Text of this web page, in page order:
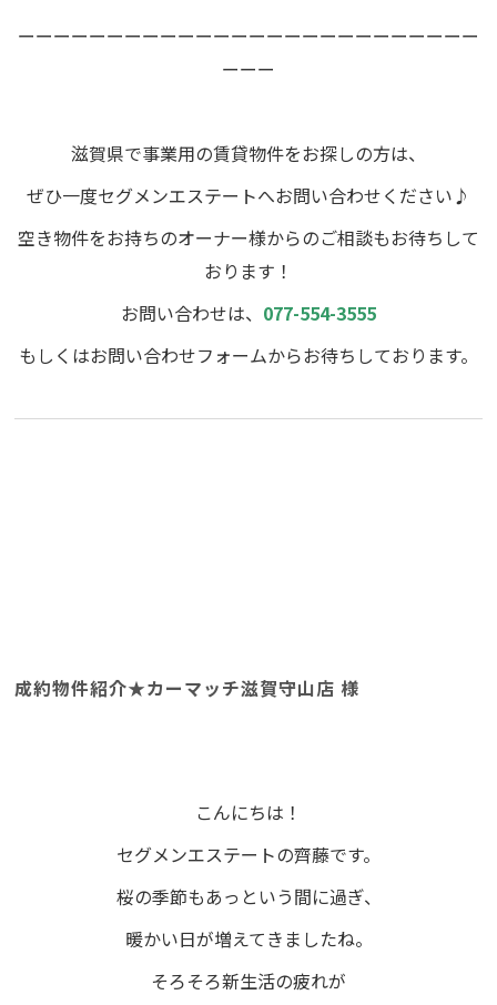
ーーーーーーーーーーーーーーーーーーーーーーーーーー
ーーー
滋賀県で事業用の賃貸物件をお探しの方は、
ぜひ一度セグメンエステートへお問い合わせください♪
空き物件をお持ちのオーナー様からのご相談もお待ちして
おります！
お問い合わせは、 077-554-3555
もしくはお問い合わせフォームからお待ちしております。
成約物件紹介★カーマッチ滋賀守山店 様
こんにちは！
セグメンエステートの齊藤です。
桜の季節もあっという間に過ぎ、
暖かい日が増えてきましたね。
そろそろ新生活の疲れが